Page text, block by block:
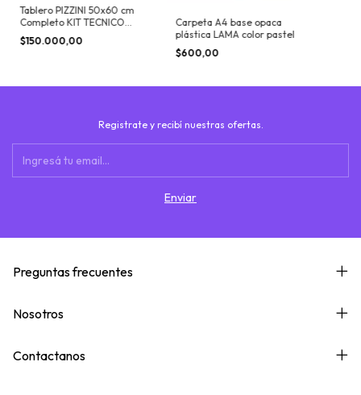
Tablero PIZZINI 50x60 cm
Completo KIT TECNICO
FULL
$150.000,00
Carpeta A4 base opaca
plástica LAMA color pastel
$600,00
Registrate y recibí nuestras ofertas.
Preguntas frecuentes
Nosotros
Contactanos